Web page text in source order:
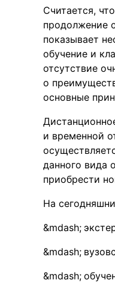
Считается,
продолжение
показывает
обучение и
отсутствие
о
основные
и временной
данного вида
приобрести
На